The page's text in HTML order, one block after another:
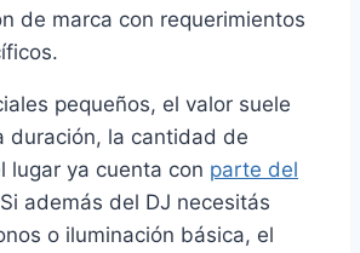
de marca con requerimientos
pequeños, el valor suele
duración, la cantidad de
lugar ya cuenta con parte del
además del DJ necesitás
o iluminación básica, el